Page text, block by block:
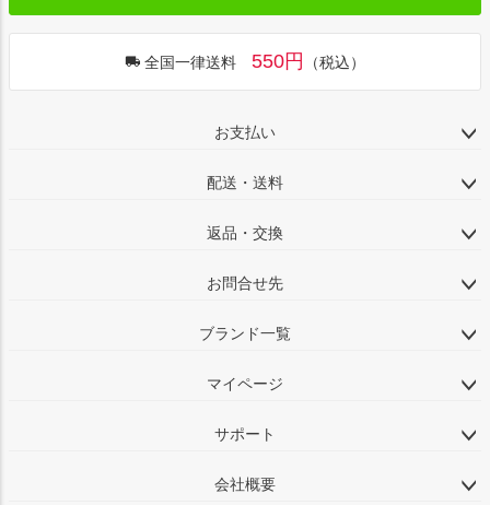
全国一律送料 550円 （税込）
お支払い
配送・送料
返品・交換
お問合せ先
ブランド一覧
マイページ
サポート
会社概要